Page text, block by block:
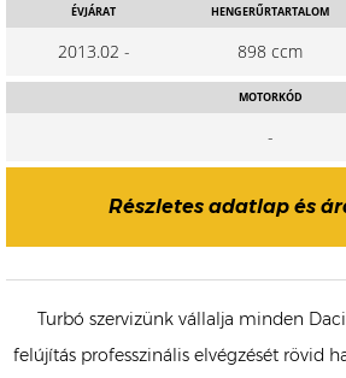
ÉVJÁRAT
2013.02 -
HENGERŰRTARTALOM
898 ccm
MOTORKÓD
-
Részletes adatlap és
Turbó szervizünk vállalja minden
felújítás professzinális elvégzését rövid